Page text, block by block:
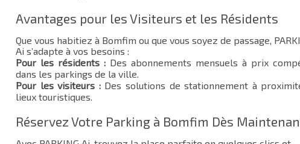
Avantages pour les Visiteurs et les Résidents
Que vous habitiez à Bomfim ou que vous soyez de passage,
Ai s’adapte à vos besoins :
Pour les résidents : Des abonnements mensuels à prix
dans les parkings de la ville.
Pour les visiteurs :Des solutions de stationnement à
lieux touristiques.
Réservez Votre Parking à Bomfim Dès